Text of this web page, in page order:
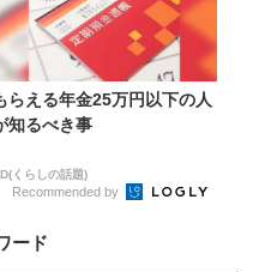
らえる年金25万円以下の人
知るべき事
くらしの話題)
Recommended by
ード